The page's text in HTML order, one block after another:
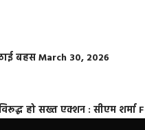
बहसMarch 30, 2026
हो सख्त एक्शन : सीएम शर्मा